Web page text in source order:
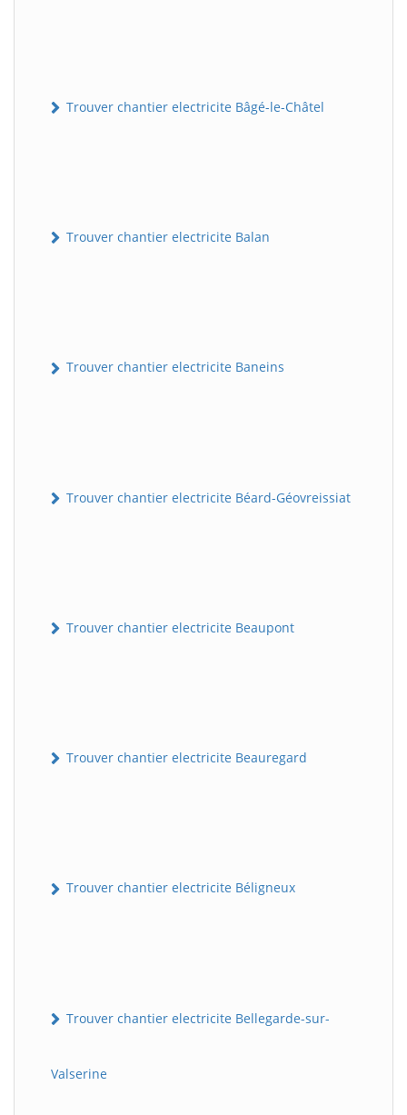
Trouver chantier electricite Bâgé-le-Châtel
Trouver chantier electricite Balan
Trouver chantier electricite Baneins
Trouver chantier electricite Béard-Géovreissiat
Trouver chantier electricite Beaupont
Trouver chantier electricite Beauregard
Trouver chantier electricite Béligneux
Trouver chantier electricite Bellegarde-sur-
Valserine